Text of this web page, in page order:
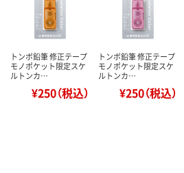
トンボ鉛筆 修正テープ
モノポケット限定スケ
ルトンカ…
¥250（税込）
トンボ鉛筆 修正テープ
モノポケット限定スケ
ルトンカ…
¥250（税込）